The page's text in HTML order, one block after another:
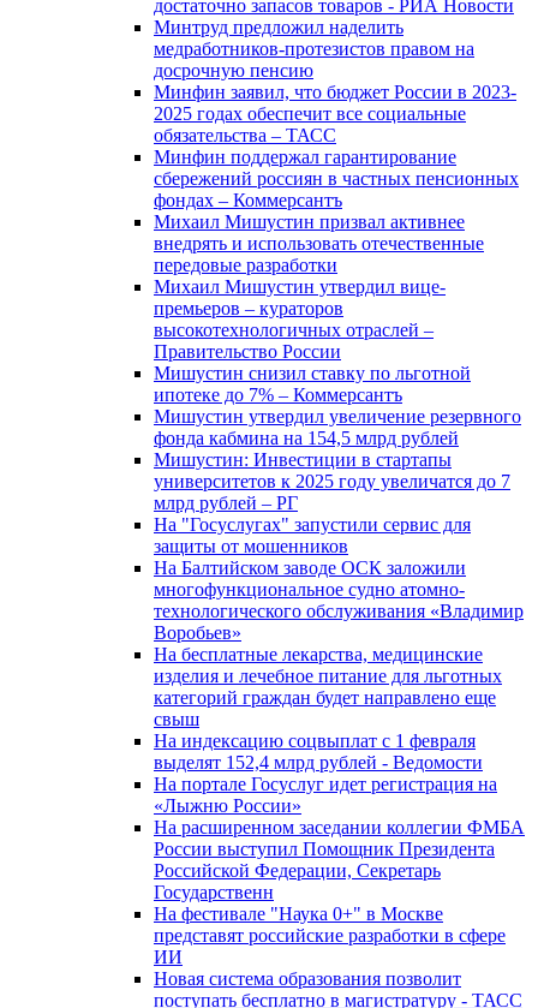
достаточно запасов товаров - РИА Новости
Минтруд предложил наделить
медработников-протезистов правом на
досрочную пенсию
Минфин заявил, что бюджет России в 2023-
2025 годах обеспечит все социальные
обязательства – ТАСС
Минфин поддержал гарантирование
сбережений россиян в частных пенсионных
фондах – Коммерсантъ
Михаил Мишустин призвал активнее
внедрять и использовать отечественные
передовые разработки
Михаил Мишустин утвердил вице-
премьеров – кураторов
высокотехнологичных отраслей –
Правительство России
Мишустин снизил ставку по льготной
ипотеке до 7% – Коммерсантъ
Мишустин утвердил увеличение резервного
фонда кабмина на 154,5 млрд рублей
Мишустин: Инвестиции в стартапы
университетов к 2025 году увеличатся до 7
млрд рублей – РГ
На "Госуслугах" запустили сервис для
защиты от мошенников
На Балтийском заводе ОСК заложили
многофункциональное судно атомно-
технологического обслуживания «Владимир
Воробьев»
На бесплатные лекарства, медицинские
изделия и лечебное питание для льготных
категорий граждан будет направлено еще
свыш
На индексацию соцвыплат с 1 февраля
выделят 152,4 млрд рублей - Ведомости
На портале Госуслуг идет регистрация на
«Лыжню России»
На расширенном заседании коллегии ФМБА
России выступил Помощник Президента
Российской Федерации, Секретарь
Государственн
На фестивале "Наука 0+" в Москве
представят российские разработки в сфере
ИИ
Новая система образования позволит
поступать бесплатно в магистратуру - ТАСС